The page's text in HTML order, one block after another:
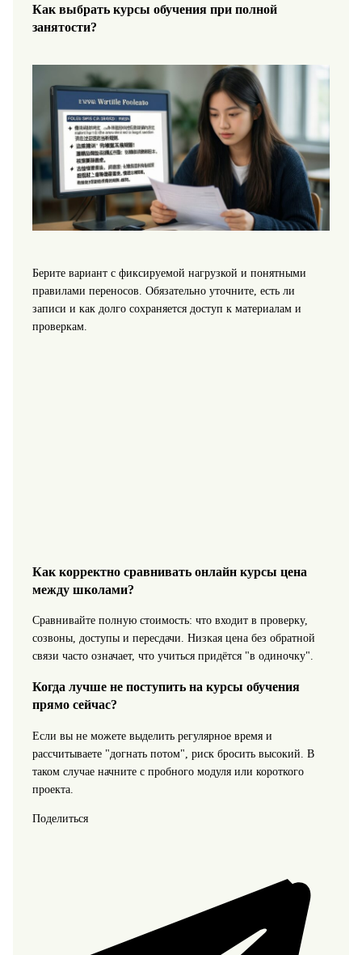
Как выбрать курсы обучения при полной
занятости?
Берите вариант с фиксируемой нагрузкой и понятными
правилами переносов. Обязательно уточните, есть ли
записи и как долго сохраняется доступ к материалам и
проверкам.
Как корректно сравнивать онлайн курсы цена
между школами?
Сравнивайте полную стоимость: что входит в проверку,
созвоны, доступы и пересдачи. Низкая цена без обратной
связи часто означает, что учиться придётся "в одиночку".
Когда лучше не поступить на курсы обучения
прямо сейчас?
Если вы не можете выделить регулярное время и
рассчитываете "догнать потом", риск бросить высокий. В
таком случае начните с пробного модуля или короткого
проекта.
Поделиться